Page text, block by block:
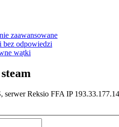
zaawansowane
bez odpowiedzi
wątki
serwer Reksio FFA IP